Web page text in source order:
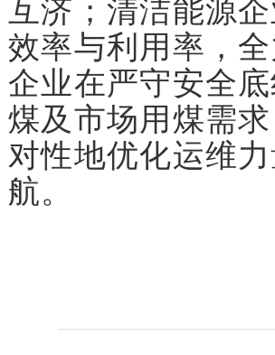
互济；清洁能源
效率与利用率，
企业在严守安全
煤及市场用煤需
对性地优化运维
航。